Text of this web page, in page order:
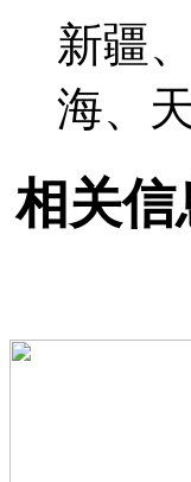
新疆
海、
相关信